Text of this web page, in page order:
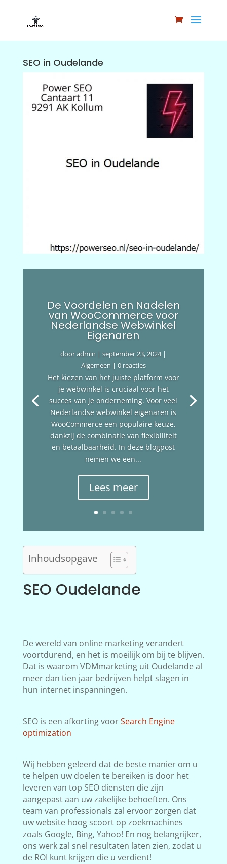
SEO in Oudelande
De Voordelen en Nadelen
van WooCommerce voor
Nederlandse Webwinkel
Eigenaren
dooradmin |september 23, 2024|
Algemeen | 0 reacties
Het kiezen van het juiste platform voor
je webwinkel is cruciaal voor het
succes van je onderneming. Voor veel
Nederlandse webwinkel eigenaren is
WooCommerce een populaire keuze,
dankzij de combinatie van flexibiliteit
en betaalbaarheid. In deze blogpost
nemen we een...
Lees meer
Inhoudsopgave
SEO Oudelande
De wereld van online marketing verandert
voortdurend, en het is moeilijk om bij te blijven.
Dat is waarom VDMmarketing uit Oudelande al
meer dan tien jaar bedrijven helpt slagen in
hun internet inspanningen.
SEO is een afkorting voorSearch Engine
optimization
Wij hebben geleerd dat de beste manier om u
te helpen uw doelen te bereiken is door het
leveren van top SEO diensten die zijn
aangepast aan uw zakelijke behoeften. Ons
team van professionals zal ervoor zorgen dat
uw website hoog scoort op zoekmachines
zoals Google, Bing, Yahoo! En nog belangrijker,
ons werk zal snel resultaten laten zien, zodat u
de ROI kunt krijgen die u verdient!